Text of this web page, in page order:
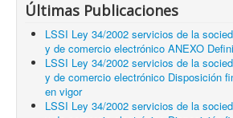
Últimas Publicaciones
LSSI Ley 34/2002 servicios de la
y de comercio electrónico ANEXO
LSSI Ley 34/2002 servicios de la
y de comercio electrónico Disposición
en vigor
LSSI Ley 34/2002 servicios de la